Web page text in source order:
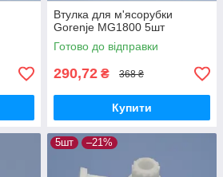
Втулка для м'ясорубки
Gorenje MG1800 5шт
Готово до відправки
290,72 ₴ 368 ₴
Купити
5шт –21%